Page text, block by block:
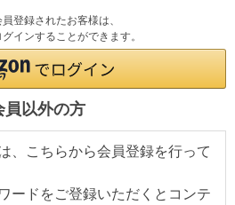
登録されたお客様は、
インすることができます。
員以外の方
、こちらから会員登録を行って
ードをご登録いただくとコンテ